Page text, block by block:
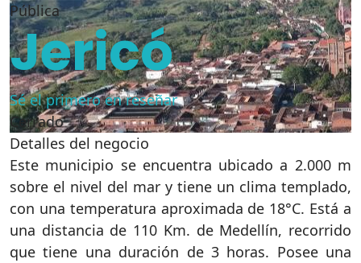
Pública
Jericó
Sé el primero en reseñar
Cerrado
Detalles del negocio
Este municipio se encuentra ubicado a 2.000 m
sobre el nivel del mar y tiene un clima templado,
con una temperatura aproximada de 18°C. Está a
una distancia de 110 Km. de Medellín, recorrido
que tiene una duración de 3 horas. Posee una